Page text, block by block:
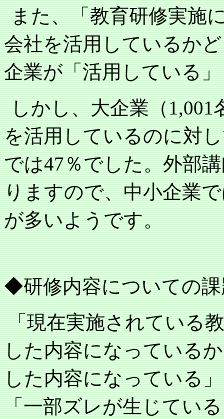
また、「教育研修実施
会社を活用しているか
企業が「活用している
しかし、大企業（1,001
を活用しているのに対
では47％でした。外部
りますので、中小企業
が多いようです。
◆研修内容についての
「現在実施されている
した内容になっている
した内容になっている
「一部ズレが生じてい